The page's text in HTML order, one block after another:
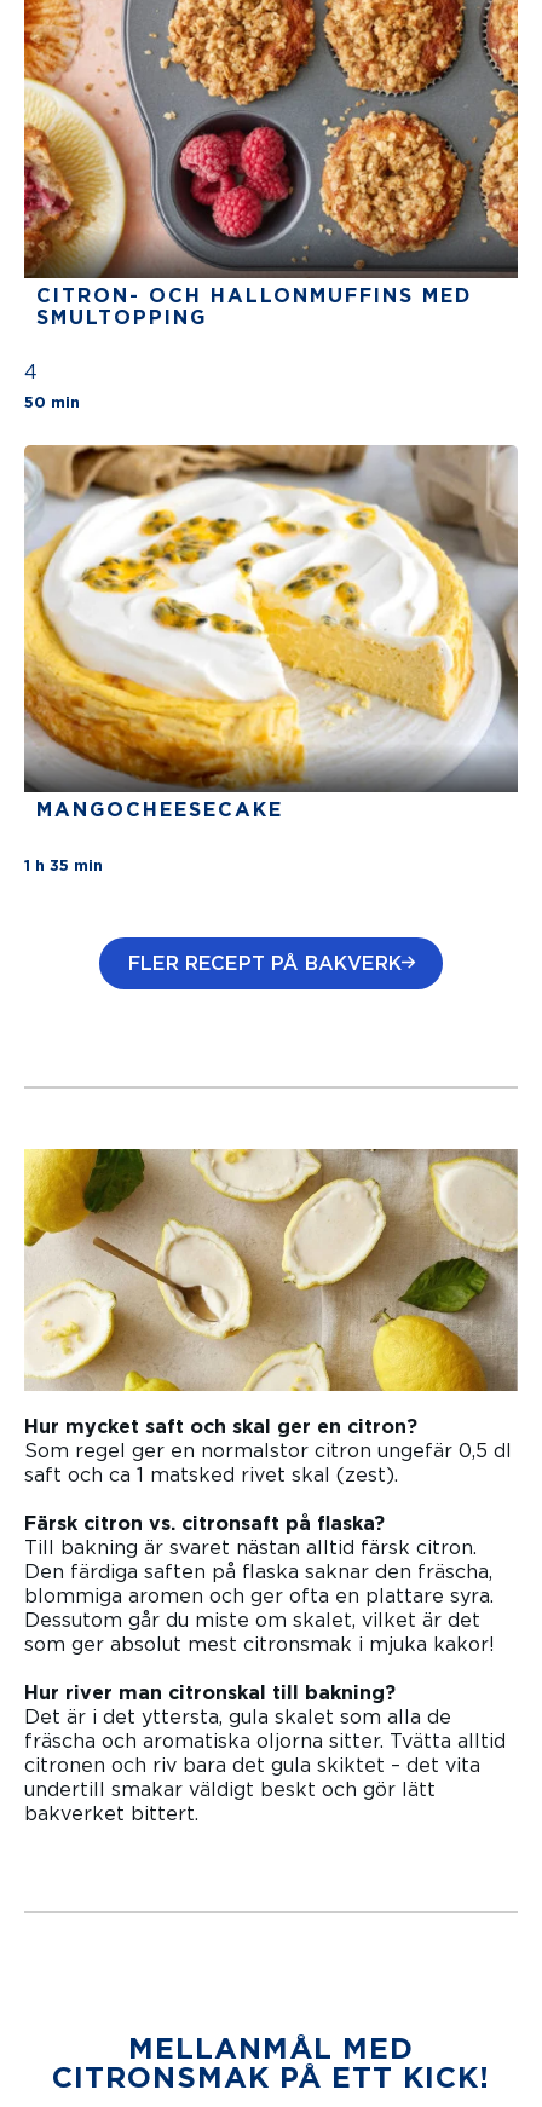
CITRON- OCH HALLONMUFFINS MED
SMULTOPPING
4
50 min
MANGOCHEESECAKE
1 h 35 min
FLER RECEPT PÅ BAKVERK
Hur mycket saft och skal ger en citron?
Som regel ger en normalstor citron ungefär 0,5 dl
saft och ca 1 matsked rivet skal (zest).
Färsk citron vs. citronsaft på flaska?
Till bakning är svaret nästan alltid färsk citron.
Den färdiga saften på flaska saknar den fräscha,
blommiga aromen och ger ofta en plattare syra.
Dessutom går du miste om skalet, vilket är det
som ger absolut mest citronsmak i mjuka kakor!
Hur river man citronskal till bakning?
Det är i det yttersta, gula skalet som alla de
fräscha och aromatiska oljorna sitter. Tvätta alltid
citronen och riv bara det gula skiktet – det vita
undertill smakar väldigt beskt och gör lätt
bakverket bittert.
MELLANMÅL MED
CITRONSMAK PÅ ETT KICK!